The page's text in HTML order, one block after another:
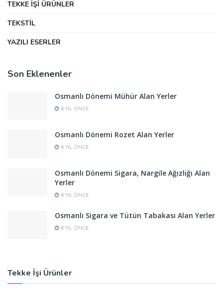
TEKKE İŞI ÜRÜNLER
TEKSTIL
YAZILI ESERLER
Son Eklenenler
Osmanlı Dönemi Mühür Alan Yerler
6 YIL ÖNCE
Osmanlı Dönemi Rozet Alan Yerler
6 YIL ÖNCE
Osmanlı Dönemi Sigara, Nargile Ağızlığı Alan
Yerler
6 YIL ÖNCE
Osmanlı Sigara ve Tütün Tabakası Alan Yerler
6 YIL ÖNCE
Tekke İşi Ürünler